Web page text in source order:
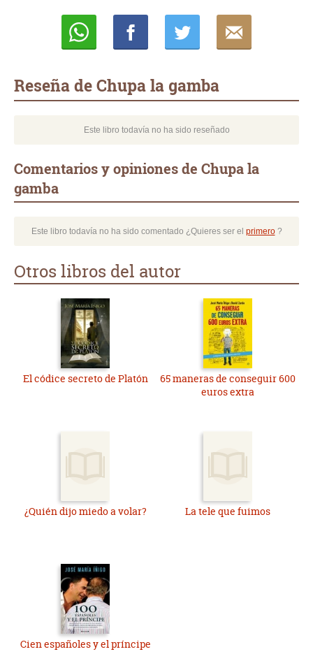
Reseña de Chupa la gamba
Este libro todavía no ha sido reseñado
Comentarios y opiniones de Chupa la
gamba
Este libro todavía no ha sido comentado ¿Quieres ser el primero?
Otros libros del autor
El códice secreto de Platón
65 maneras de conseguir 600
euros extra
¿Quién dijo miedo a volar? La tele que fuimos
Cien españoles y el príncipe